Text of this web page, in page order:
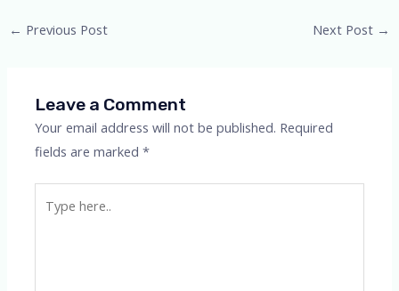
Post
← Previous Post Next Post →
Leave a Comment
Your email address will not be published. Required
fields are marked*
here..